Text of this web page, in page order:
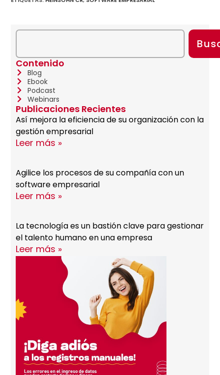
Contenido
Blog
Ebook
Podcast
Webinars
Publicaciones Recientes
Así mejora la eficiencia de su organización con la
gestión empresarial
Leer más »
Agilice los procesos de su compañía con un
software empresarial
Leer más »
La tecnología es un bastión clave para gestionar
el talento humano en una empresa
Leer más »